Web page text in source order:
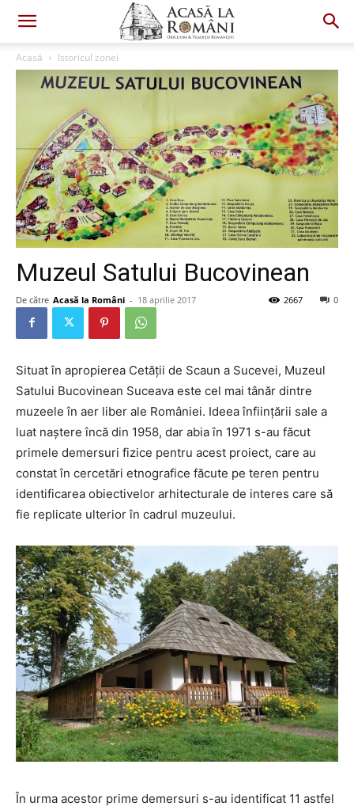
Acasă Istoricul zonei
Muzeul Satului Bucovinean
De către Acasă la Români - 18 aprilie 2017 0
2667
Situat în apropierea Cetăţii de Scaun a Sucevei, Muzeul
Satului Bucovinean Suceava este cel mai tânăr dintre
muzeele în aer liber ale României. Ideea înființării sale a
luat naștere încă din 1958, dar abia în 1971 s-au făcut
primele demersuri fizice pentru acest proiect, care au
constat în cercetări etnografice făcute pe teren pentru
identificarea obiectivelor arhitecturale de interes care să
fie replicate ulterior în cadrul muzeului.
În urma acestor prime demersuri s-au identificat 11 astfel